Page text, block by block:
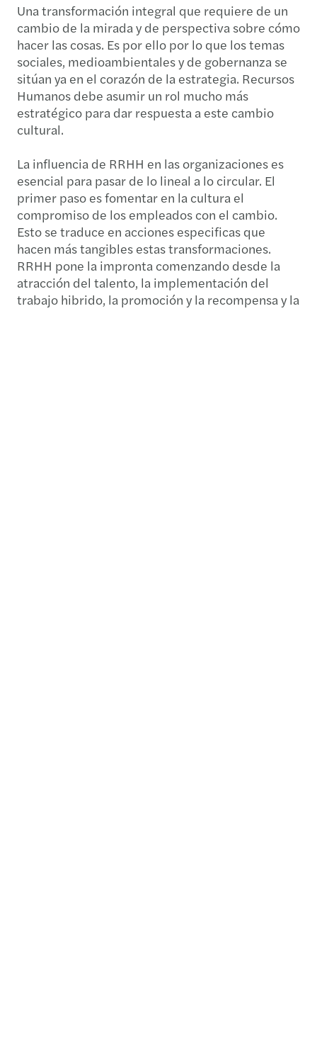
Una transformación integral que requiere de un
cambio de la mirada y de perspectiva sobre cómo
hacer las cosas. Es por ello por lo que los temas
sociales, medioambientales y de gobernanza se
sitúan ya en el corazón de la estrategia. Recursos
Humanos debe asumir un rol mucho más
estratégico para dar respuesta a este cambio
cultural.
La influencia de RRHH en las organizaciones es
esencial para pasar de lo lineal a lo circular. El
primer paso es fomentar en la cultura el
compromiso de los empleados con el cambio.
Esto se traduce en acciones especificas que
hacen más tangibles estas transformaciones.
RRHH pone la impronta comenzando desde la
atracción del talento, la implementación del
trabajo hibrido, la promoción y la recompensa y la